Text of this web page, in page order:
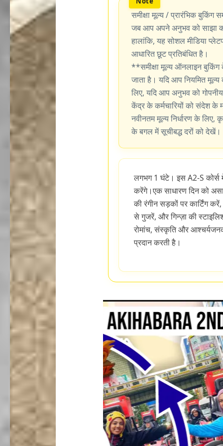
समीक्षा मूल्य / प्रारंभिक बुकिंग
जब आप अपने अनुभव को साझा
हालांकि, यह सोशल मीडिया
आधारित छूट प्रतिबंधित है।
**समीक्षा मूल्य ऑनलाइन बुकिंग
जाता है। यदि आप नियमित
लिए, यदि आप अनुभव को
केंद्र के कर्मचारियों को संदेश के
नवीनतम मूल्य निर्धारण के
के बगल में सूचीबद्ध दरों को देखें।
लगभग 1 घंटे। इस A2-S कोर्स
करेंगे।एक साधारण दिन को
की रंगीन सड़कों पर कार्टिंग
से गुजरें, और गिन्ज़ा की
रोमांच, संस्कृति और
प्रदान करती है।